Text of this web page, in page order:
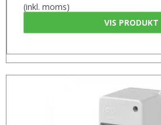
(inkl. moms)
VIS PRODUKT